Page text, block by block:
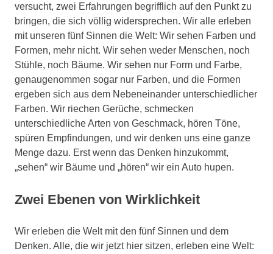
versucht, zwei Erfahrungen begrifflich auf den Punkt zu
bringen, die sich völlig widersprechen. Wir alle erleben
mit unseren fünf Sinnen die Welt: Wir sehen Farben und
Formen, mehr nicht. Wir sehen weder Menschen, noch
Stühle, noch Bäume. Wir sehen nur Form und Farbe,
genaugenommen sogar nur Farben, und die Formen
ergeben sich aus dem Nebeneinander unterschiedlicher
Farben. Wir riechen Gerüche, schmecken
unterschiedliche Arten von Geschmack, hören Töne,
spüren Empfindungen, und wir denken uns eine ganze
Menge dazu. Erst wenn das Denken hinzukommt,
„sehen“ wir Bäume und „hören“ wir ein Auto hupen.
Zwei Ebenen von Wirklichkeit
Wir erleben die Welt mit den fünf Sinnen und dem
Denken. Alle, die wir jetzt hier sitzen, erleben eine Welt: